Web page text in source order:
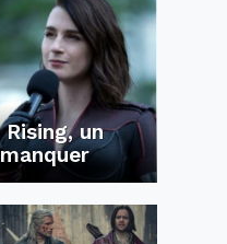
un